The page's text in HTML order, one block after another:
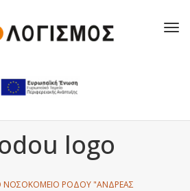
logo
ΝΟΣΟΚΟΜΕΙΟ ΡΟΔΟΥ "ΑΝΔΡΕΑΣ